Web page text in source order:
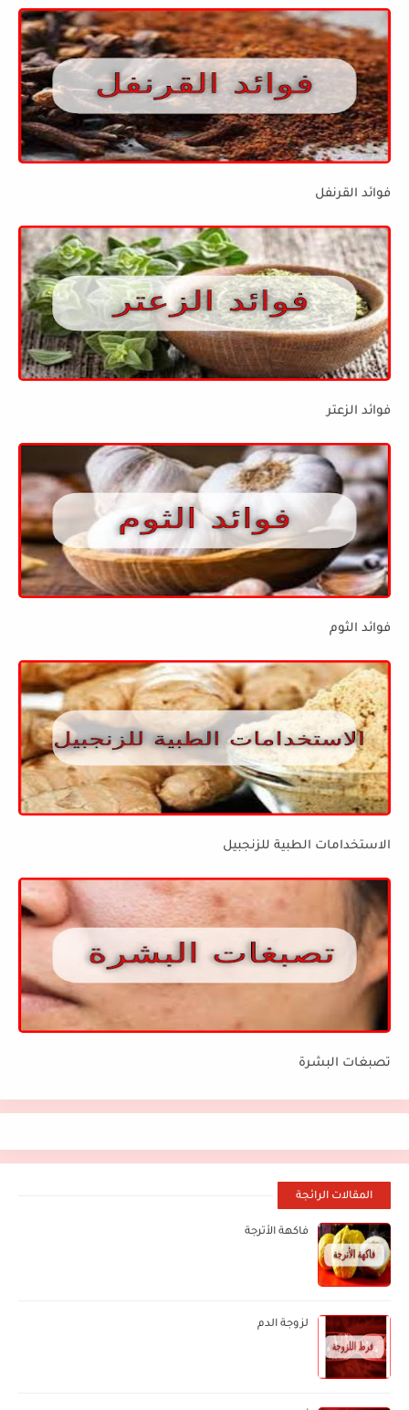
فوائد القرنفل
فوائد الزعتر
فوائد الثوم
الاستخدامات الطبية للزنجبيل
تصبغات البشرة
المقالات الرائجة
فاكهة الأترجة
لزوجة الدم